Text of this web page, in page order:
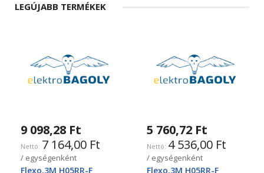
LEGÚJABB TERMÉKEK
9 098,28 Ft
7 164,00 Ft
/ egységenként
Flexo,3M H05RR-F
5 760,72 Ft
4 536,00 Ft
/ egységenként
Flexo,3M H05RR-F